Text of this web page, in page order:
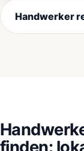
Handwerker
finden: